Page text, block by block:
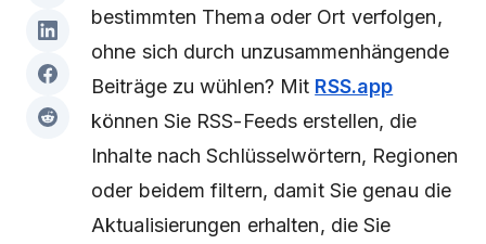
bestimmten Thema oder Ort verfolgen,
ohne sich durch unzusammenhängende
Beiträge zu wühlen? Mit RSS.app
können Sie RSS-Feeds erstellen, die
Inhalte nach Schlüsselwörtern, Regionen
oder beidem filtern, damit Sie genau die
Aktualisierungen erhalten, die Sie